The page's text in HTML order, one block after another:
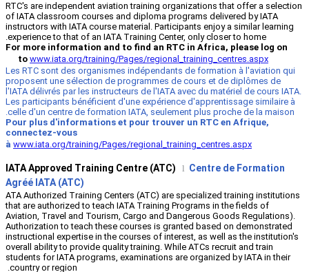
RTC's are independent aviation training
of IATA classroom courses and diploma
instructors with IATA course material.
experience to that of an IATA Training
For more information and to find an
to www.iata.org/training/Pages/
Les RTC sont des organismes
proposent une sélection de
l'IATA délivrés par les instructeurs de
Les participants bénéficient d'une
celle d'un centre de formation IATA,
Pour plus d'informations et pour
àwww.iata.org/training/Pages/
IATA Approved Training Centre
ATA Authorized Training Centers (ATC)
that are authorized to teach IATA
Aviation, Travel and Tourism, Cargo and
Authorization to teach these courses is
instructional expertise in the courses of
overall ability to provide quality training.
students for IATA programs,